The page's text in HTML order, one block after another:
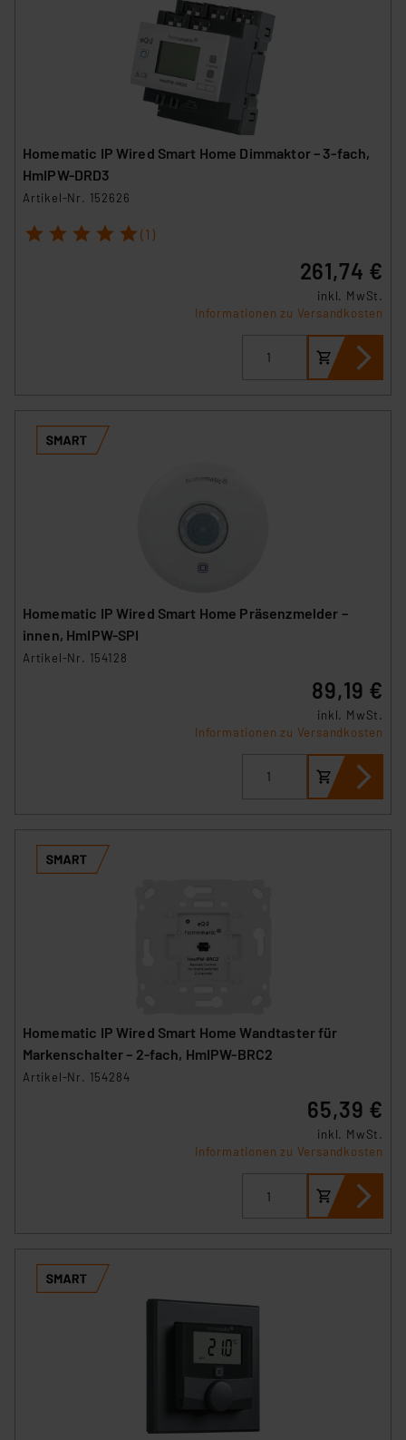
Homematic IP Wired Smart Home Dimmaktor – 3-fach,
HmIPW-DRD3
Artikel-Nr. 152626
1 2 3 4 5 (1)
261,74 €
inkl. MwSt.
Informationen zu Versandkosten
Homematic IP Wired Smart Home Präsenzmelder –
innen, HmIPW-SPI
Artikel-Nr. 154128
89,19 €
inkl. MwSt.
Informationen zu Versandkosten
Homematic IP Wired Smart Home Wandtaster für
Markenschalter – 2-fach, HmIPW-BRC2
Artikel-Nr. 154284
65,39 €
inkl. MwSt.
Informationen zu Versandkosten